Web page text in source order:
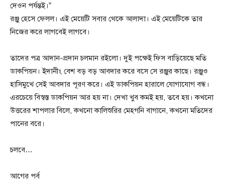
দেওন পর্যন্তই।”
রঞ্জু হেসে ফেলল। এই মেয়েটি সবার থেকে আলাদা। এই মেয়েটিকে তার
নিজের করে লাগবেই লাগবে।
তাদের পত্র আদান-প্রদান চলমান রইলো। দুই পক্ষেই ফিস বাড়িয়েছে মতি
ডাকপিয়ন। ইদানীং বেশ বড় বড় আবদার করে বসে সে রঞ্জুর কাছে। রঞ্জুও
হাসিমুখে সেই আবদার পূরণ করে। এই ডাকপিয়ন হারালে যোগাযোগ বন্ধ।
এরচেয়ে বিস্বস্ত ডাকপিয়ন আর হয় না। দেখা খুব কমই হয়, তবে হয়। কখনো
উত্তরের শাপলার বিলে, কখনো কালিশুরির মেহগনি বাগানে, কখনো মতিদের
পানের বরে।
চলবে…
আগের পর্ব